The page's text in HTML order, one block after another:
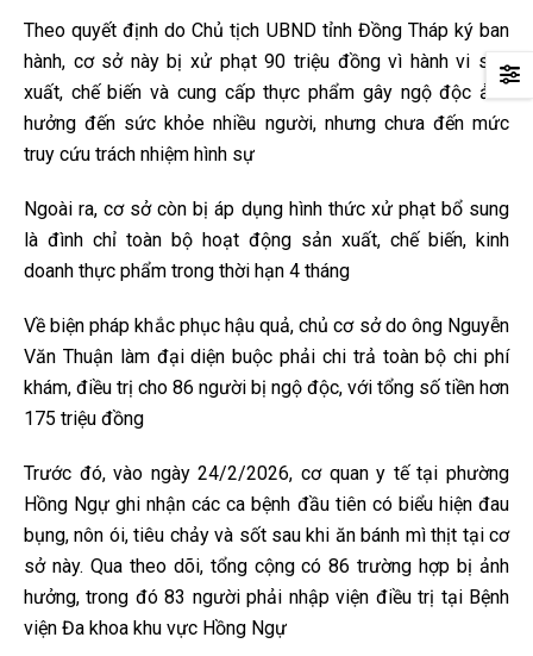
Theo quyết định do Chủ tịch UBND tỉnh Đồng Tháp ký ban
hành, cơ sở này bị xử phạt 90 triệu đồng vì hành vi sản
xuất, chế biến và cung cấp thực phẩm gây ngộ độc ảnh
hưởng đến sức khỏe nhiều người, nhưng chưa đến mức
truy cứu trách nhiệm hình sự
Ngoài ra, cơ sở còn bị áp dụng hình thức xử phạt bổ sung
là đình chỉ toàn bộ hoạt động sản xuất, chế biến, kinh
doanh thực phẩm trong thời hạn 4 tháng
Về biện pháp khắc phục hậu quả, chủ cơ sở do ông Nguyễn
Văn Thuận làm đại diện buộc phải chi trả toàn bộ chi phí
khám, điều trị cho 86 người bị ngộ độc, với tổng số tiền hơn
175 triệu đồng
Trước đó, vào ngày 24/2/2026, cơ quan y tế tại phường
Hồng Ngự ghi nhận các ca bệnh đầu tiên có biểu hiện đau
bụng, nôn ói, tiêu chảy và sốt sau khi ăn bánh mì thịt tại cơ
sở này. Qua theo dõi, tổng cộng có 86 trường hợp bị ảnh
hưởng, trong đó 83 người phải nhập viện điều trị tại Bệnh
viện Đa khoa khu vực Hồng Ngự